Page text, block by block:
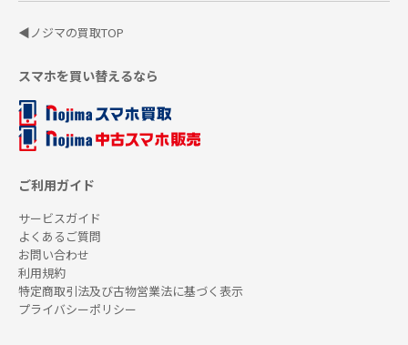
◀ノジマの買取TOP
スマホを買い替えるなら
ご利用ガイド
サービスガイド
よくあるご質問
お問い合わせ
利用規約
特定商取引法及び古物営業法に基づく表示
プライバシーポリシー